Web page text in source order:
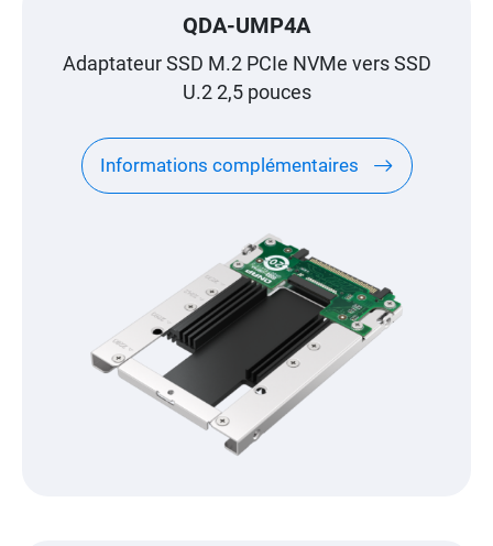
QDA-UMP4A
Adaptateur SSD M.2 PCIe NVMe vers SSD
U.2 2,5 pouces
Informations complémentaires